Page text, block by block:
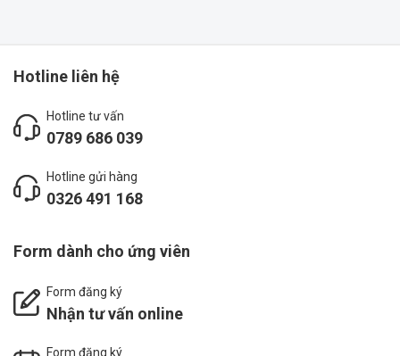
Hotline liên hệ
Hotline tư vấn
0789 686 039
Hotline gửi hàng
0326 491 168
Form dành cho ứng viên
Form đăng ký
Nhận tư vấn online
Form đăng ký